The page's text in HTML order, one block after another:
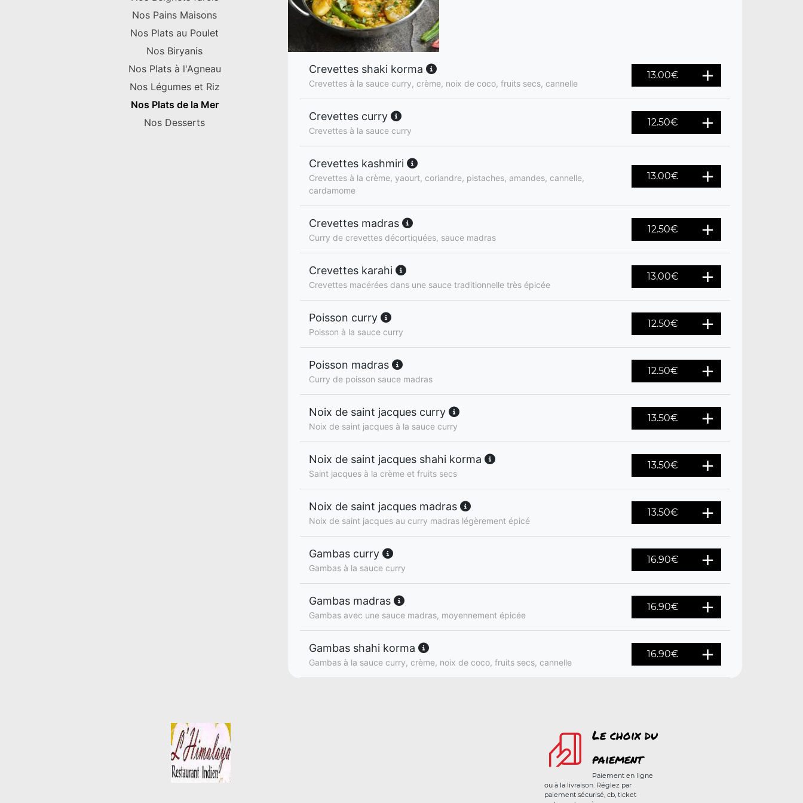
Nos Pains Maisons
Nos Plats au Poulet
Nos Biryanis
Nos Plats à l'Agneau
Nos Légumes et Riz
Nos Plats de la Mer
Nos Desserts
Crevettes shaki korma
Crevettes à la sauce curry, crème, noix de coco, fruits secs, cannelle
13.00€
Crevettes curry
Crevettes à la sauce curry
12.50€
Crevettes kashmiri
Crevettes à la crème, yaourt, coriandre, pistaches, amandes, cannelle,
cardamome
13.00€
Crevettes madras
Curry de crevettes décortiquées, sauce madras
12.50€
Crevettes karahi
Crevettes macérées dans une sauce traditionnelle très épicée
13.00€
Poisson curry
Poisson à la sauce curry
12.50€
Poisson madras
Curry de poisson sauce madras
12.50€
Noix de saint jacques curry
Noix de saint jacques à la sauce curry
13.50€
Noix de saint jacques shahi korma
Saint jacques à la crème et fruits secs
13.50€
Noix de saint jacques madras
Noix de saint jacques au curry madras légèrement épicé
13.50€
Gambas curry
Gambas à la sauce curry
16.90€
Gambas madras
Gambas avec une sauce madras, moyennement épicée
16.90€
Gambas shahi korma
Gambas à la sauce curry, crème, noix de coco, fruits secs, cannelle
16.90€
Le choix du
paiement
Paiement en ligne
ou à la livraison. Réglez par
paiement sécurisé, cb, ticket